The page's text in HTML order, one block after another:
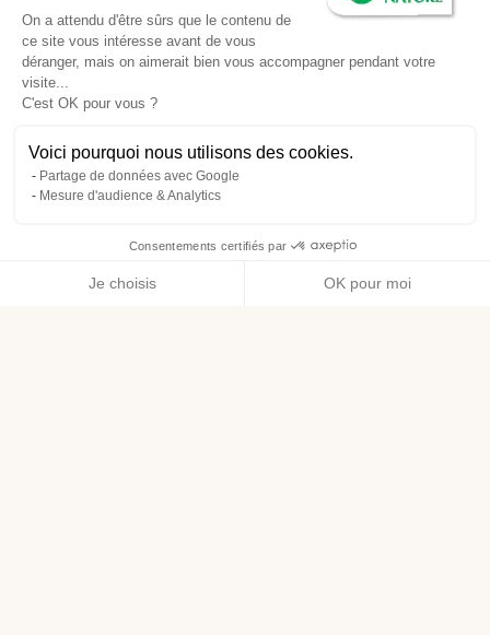
On a attendu d'être sûrs que le contenu de
ce site vous intéresse avant de vous
déranger, mais on aimerait bien vous accompagner pendant votre
visite...
C'est OK pour vous ?
Voici pourquoi nous utilisons des cookies.
Partage de données avec Google
Mesure d'audience & Analytics
Consentements certifiés par
Je choisis OK pour moi